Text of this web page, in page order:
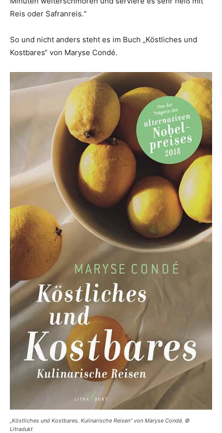
Reis oder Safranreis.“
So und nicht anders steht es im Buch „Köstliches und
Kostbares“ von Maryse Condé.
„Köstliches und Kostbares. Kulinarische Reisen“ von Maryse Condé. ©
Litradukt